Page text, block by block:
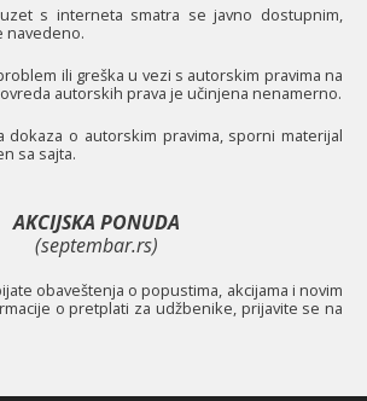
s interneta smatra se javno dostupnim,
navedeno.
ili greška u vezi s autorskim pravima na
autorskih prava je učinjena nenamerno.
dokaza o autorskim pravima, sporni materijal
sa sajta.
AKCIJSKA PONUDA
(septembar.rs)
obaveštenja o popustima, akcijama i novim
o pretplati za udžbenike, prijavite se na